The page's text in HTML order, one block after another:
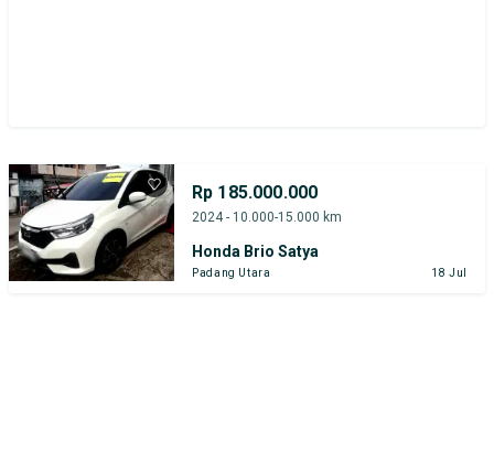
Rp 185.000.000
2024 - 10.000-15.000 km
Honda Brio Satya
Padang Utara 18 Jul